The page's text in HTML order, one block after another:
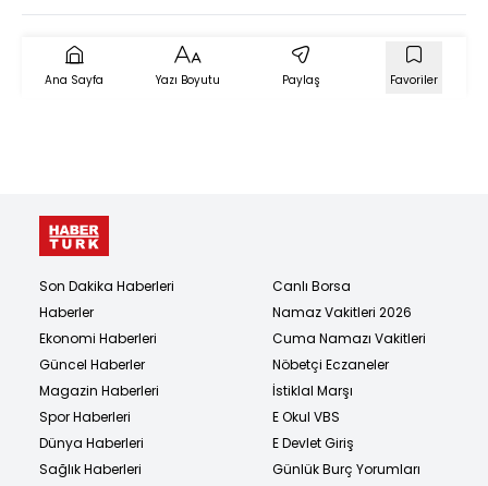
Ana Sayfa Yazı Boyutu Paylaş Favoriler
Son Dakika Haberleri
Haberler
Ekonomi Haberleri
Güncel Haberler
Magazin Haberleri
Spor Haberleri
Dünya Haberleri
Sağlık Haberleri
Canlı Borsa
Namaz Vakitleri 2026
Cuma Namazı Vakitleri
Nöbetçi Eczaneler
İstiklal Marşı
E Okul VBS
E Devlet Giriş
Günlük Burç Yorumları